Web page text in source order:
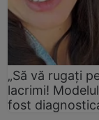
„Să vă rugați
lacrimi!
fost